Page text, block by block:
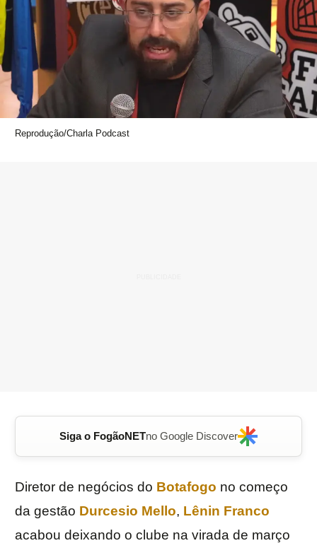
Reprodução/Charla Podcast
Siga o FogãoNETno Google Discover
Diretor de negócios do Botafogo no começo
da gestão Durcesio Mello, Lênin Franco
acabou deixando o clube na virada de março